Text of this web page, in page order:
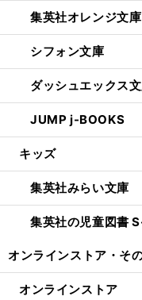
集英社オレンジ文庫
シフォン文庫
ダッシュエックス
JUMP j-BOOKS
キッズ
集英社みらい文庫
集英社の児童図書
オンラインストア・ そ
オンラインストア